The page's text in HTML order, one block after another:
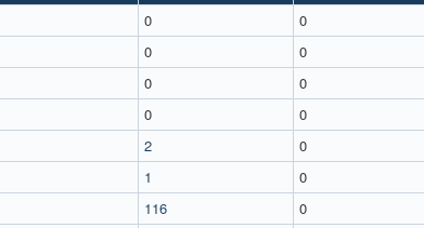
0 0
0 0
0 0
0 0
2 0
1 0
116 0